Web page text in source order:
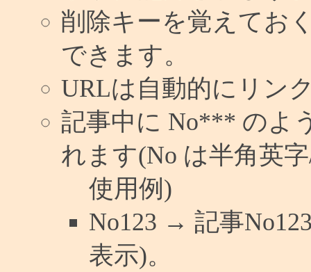
削除キーを覚えてお
できます。
URLは自動的にリン
記事中に No*** のよ
れます(No は半角英
使用例)
No123 → 記事
表示)。